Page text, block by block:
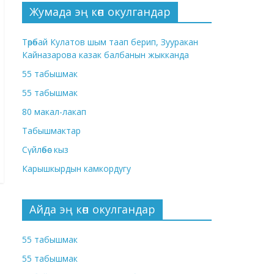
Жумада эң көп окулгандар
Төрөбай Кулатов шым таап берип, Зууракан
Кайназарова казак балбанын жыкканда
55 табышмак
55 табышмак
80 макал-лакап
Табышмактар
Сүйлөбөс кыз
Карышкырдын камкордугу
Айда эң көп окулгандар
55 табышмак
55 табышмак